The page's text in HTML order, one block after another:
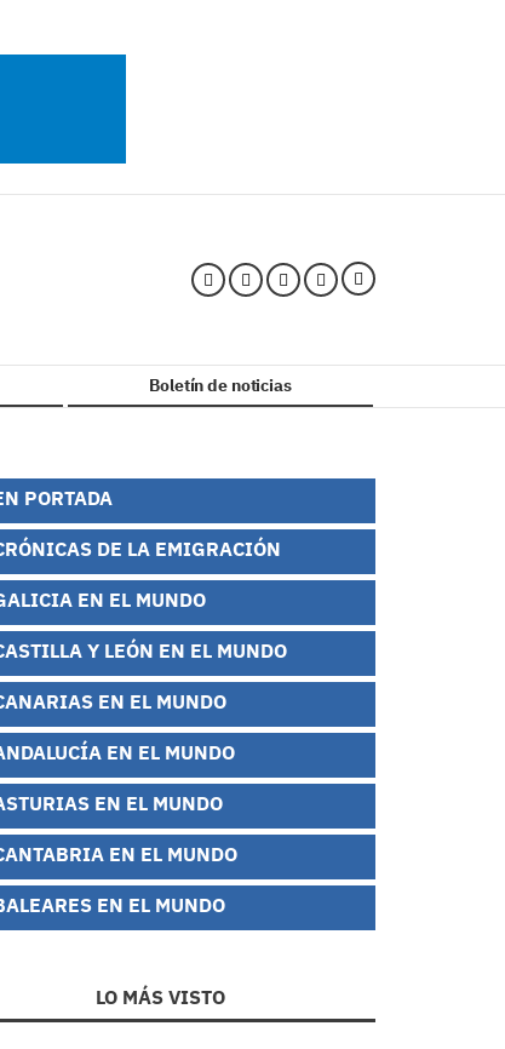
Boletín de noticias
PORTADA
DE LA EMIGRACIÓN
EN EL MUNDO
Y LEÓN EN EL MUNDO
EN EL MUNDO
EN EL MUNDO
EN EL MUNDO
EN EL MUNDO
EN EL MUNDO
LO MÁS VISTO